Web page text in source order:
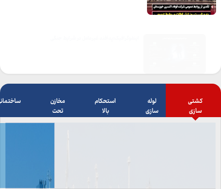
کشتی
سازی
لوله
سازی
استحکام
بالا
مخازن
تحت
فشار